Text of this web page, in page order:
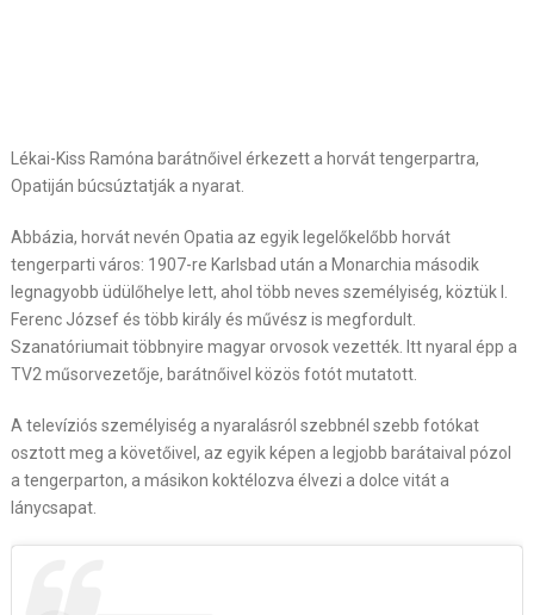
Lékai-Kiss Ramóna barátnőivel érkezett a horvát tengerpartra,
Opatiján búcsúztatják a nyarat.
Abbázia, horvát nevén Opatia az egyik legelőkelőbb horvát
tengerparti város: 1907-re Karlsbad után a Monarchia második
legnagyobb üdülőhelye lett, ahol több neves személyiség, köztük I.
Ferenc József és több király és művész is megfordult.
Szanatóriumait többnyire magyar orvosok vezették. Itt nyaral épp a
TV2 műsorvezetője, barátnőivel közös fotót mutatott.
A televíziós személyiség a nyaralásról szebbnél szebb fotókat
osztott meg a követőivel, az egyik képen a legjobb barátaival pózol
a tengerparton, a másikon koktélozva élvezi a dolce vitát a
lánycsapat.